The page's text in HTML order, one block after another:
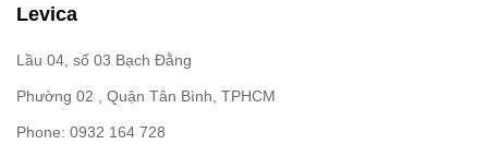
Levica
Lầu 04, số 03 Bạch Đằng
Phường 02 , Quận Tân Bình, TPHCM
Phone: 0932 164 728